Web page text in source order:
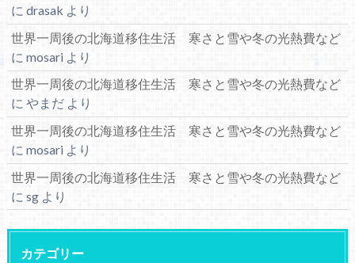
に drasak より
世界一周後の北海道移住生活 寒さと雪や冬の光熱費など
に mosariより
世界一周後の北海道移住生活 寒さと雪や冬の光熱費など
に やまだより
世界一周後の北海道移住生活 寒さと雪や冬の光熱費など
に mosariより
世界一周後の北海道移住生活 寒さと雪や冬の光熱費など
に sgより
カテゴリー